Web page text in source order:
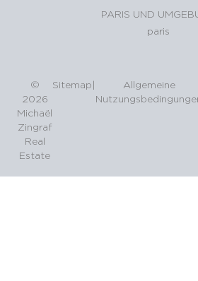
PARIS UND
paris
©
2026
Michaël
Zingraf
Real
Estate
Sitemap |
Allgemeine